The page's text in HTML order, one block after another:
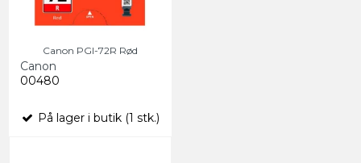
Canon PGI-72R Rød
Canon
00480
På lager i butik (1 stk.)